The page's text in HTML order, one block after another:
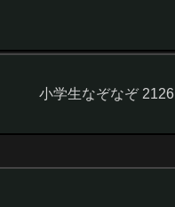
小学生なぞなぞ 2126